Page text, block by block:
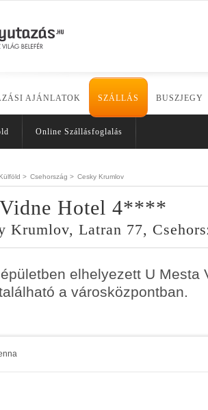
AJÁNLATOK SZÁLLÁS BUSZJEGY
Online Szállásfoglalás
Külföld > Csehország > Cesky Krumlov
Hotel 4****
Krumlov, Latran 77,
elhelyezett U Mesta
a városközpontban.